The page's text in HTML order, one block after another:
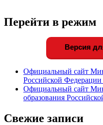
Перейти в режим
Версия
Официальный сайт
Российской Федерации
Официальный сайт
образования
Свежие записи